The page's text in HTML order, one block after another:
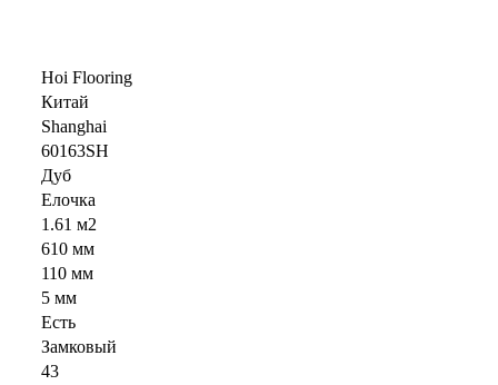
Hoi Flooring
Китай
Shanghai
60163SH
Дуб
Елочка
1.61 м2
610 мм
110 мм
5 мм
Есть
Замковый
43